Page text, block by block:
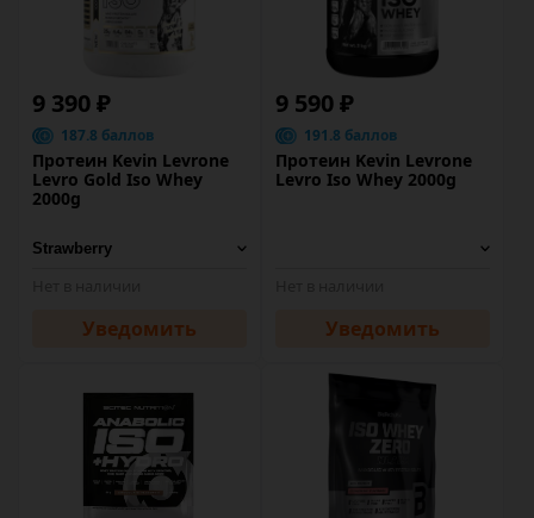
9 390 ₽
187.8 баллов
Протеин Kevin Levrone
Levro Gold Iso Whey
2000g
Уведомить
9 590 ₽
191.8 баллов
Протеин Kevin Levrone
Levro Iso Whey 2000g
Уведомить